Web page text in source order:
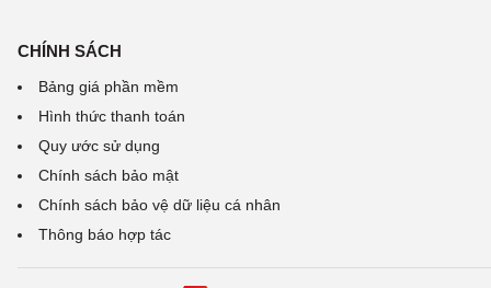
CHÍNH SÁCH
Bảng giá phần mềm
Hình thức thanh toán
Quy ước sử dụng
Chính sách bảo mật
Chính sách bảo vệ dữ liệu cá nhân
Thông báo hợp tác